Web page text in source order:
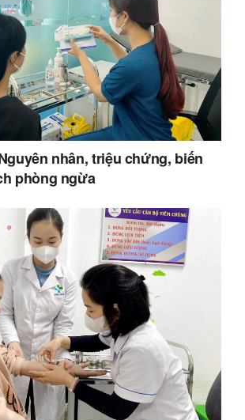
nhân, triệu chứng, biến
phòng ngừa